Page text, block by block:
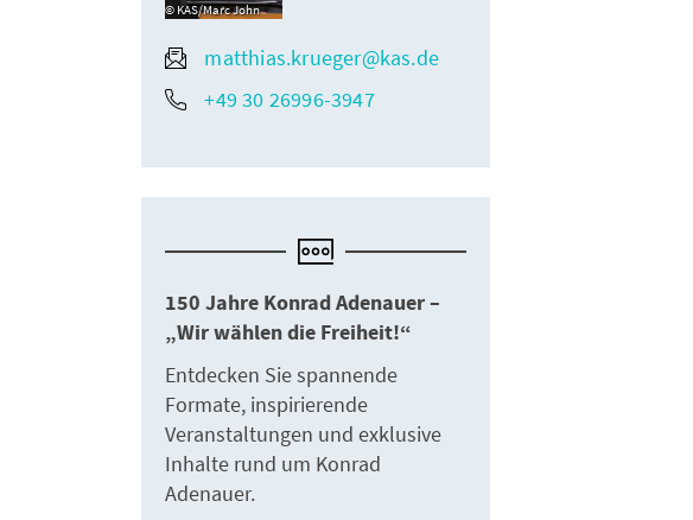
KAS/Marc John
matthias.krueger@kas.de
+49 30 26996-3947
150 Jahre Konrad Adenauer –
„Wir wählen die Freiheit!“
Entdecken Sie spannende
Formate, inspirierende
Veranstaltungen und exklusive
Inhalte rund um Konrad
Adenauer.